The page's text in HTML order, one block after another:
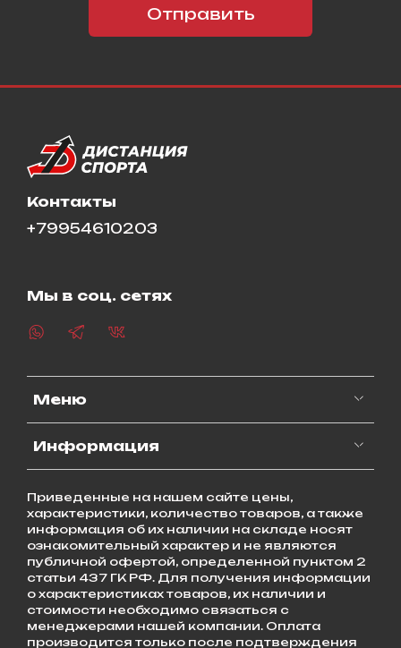
Отправить
Меню
Информация
Контакты
+79954610203
Мы в соц. сетях
Приведенные на нашем сайте цены,
характеристики, количество товаров, а также
информация об их наличии на складе носят
ознакомительный характер и не являются
публичной офертой, определенной пунктом 2
статьи 437 ГК РФ. Для получения информации
о характеристиках товаров, их наличии и
стоимости необходимо связаться с
менеджерами нашей компании. Оплата
производится только после подтверждения